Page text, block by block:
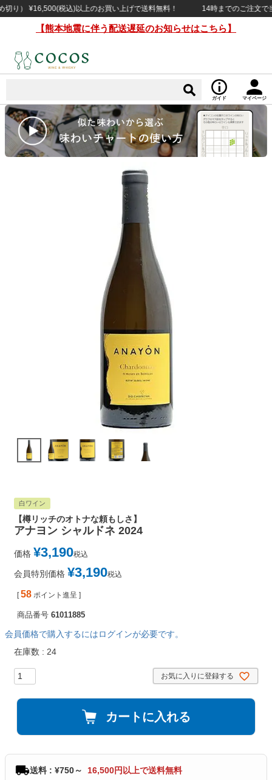
¥16,500(税込)以上のお買い上げで送料無料！ 14時までのご注文で当
【熊本地震に伴う配送遅延のお知らせはこちら】
ガイド マイページ
白ワイン
【樽リッチのオトナな頼もしさ】
アナヨン シャルドネ 2024
価格 ¥3,190税込
会員特別価格 ¥3,190税込
[ 58 ポイント進呈 ]
商品番号 61011885
会員価格で購入するにはログインが必要です。
在庫数
24
お気に入りに登録する
カートに入れる
送料 : ¥750～ 16,500円以上で送料無料